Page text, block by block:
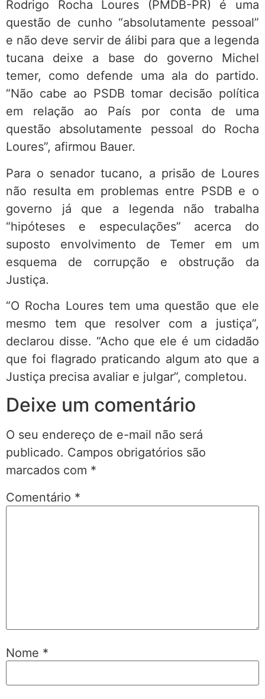
Rodrigo Rocha Loures (PMDB-PR) é uma
questão de cunho “absolutamente pessoal”
e não deve servir de álibi para que a legenda
tucana deixe a base do governo Michel
temer, como defende uma ala do partido.
“Não cabe ao PSDB tomar decisão política
em relação ao País por conta de uma
questão absolutamente pessoal do Rocha
Loures”, afirmou Bauer.
Para o senador tucano, a prisão de Loures
não resulta em problemas entre PSDB e o
governo já que a legenda não trabalha
“hipóteses e especulações” acerca do
suposto envolvimento de Temer em um
esquema de corrupção e obstrução da
Justiça.
“O Rocha Loures tem uma questão que ele
mesmo tem que resolver com a justiça”,
declarou disse. “Acho que ele é um cidadão
que foi flagrado praticando algum ato que a
Justiça precisa avaliar e julgar”, completou.
Deixe um comentário
O seu endereço de e-mail não será
publicado. Campos obrigatórios são
marcados com *
Comentário *
Nome *